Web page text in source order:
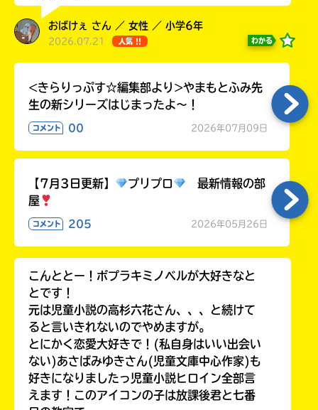
おばけぇ さん ／ 女性 ／ 小学6年
2026.07.21 人気 !! わかる
<きらりっぷす☆編集部より>やまもとふみ先
生の新シリーズはじまったよ～！
コメント 00 2026年07月09日
【7月3日更新】 プリプロ
最新情報の部
屋
コメント 205 2026年05月26日
こんととー！ポプラキミノベルが大好きなと
とです！
元は児童小説の高杉六花さん、、、と続けて
ると言いきれないのでやめますが。
とにかく恋愛大好きで！(私自身はいい出会い
ない)あさばみゆきさん(児童文庫中心作家)も
好きになりましたっ児童小説ヒロイン全部言
えます！このアイコンの子は放課後君と七番